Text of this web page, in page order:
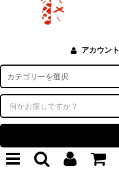
アカウント